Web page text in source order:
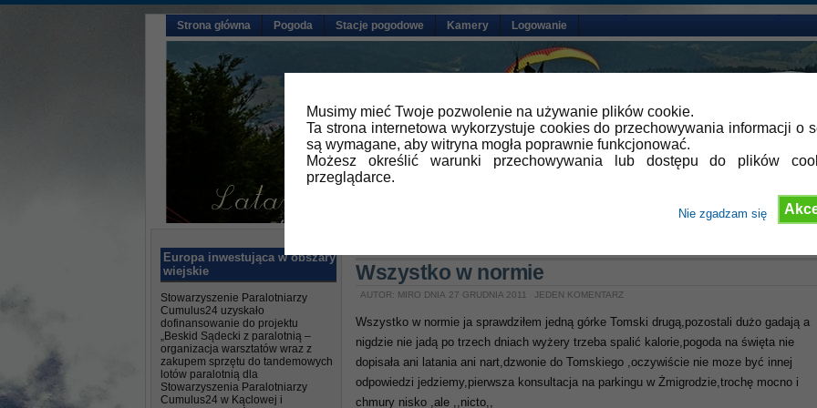
Musimy mieć Twoje pozwolenie na używanie plików cookie.
Ta strona internetowa wykorzystuje cookies do przechowywania informacji o
są wymagane, aby witryna mogła poprawnie funkcjonować.
Możesz określić warunki przechowywania lub dostępu do plików
przeglądarce.
Nie zgadzam się
Strona główna Pogoda Stacje pogodowe Kamery Logowanie
Europa inwestująca w obszary
wiejskie
Stowarzyszenie Paralotniarzy
Cumulus24 uzyskało
dofinansowanie do projektu
„Beskid Sądecki z paralotnią –
organizacja warsztatów wraz z
zakupem sprzętu do tandemowych
lotów paralotnią dla
Stowarzyszenia Paralotniarzy
Cumulus24 w Kąclowej i
Wszystko w normie
AUTOR: MIRO DNIA 27 GRUDNIA 2011 JEDEN KOMENTARZ
Wszystko w normie ja sprawdziłem jedną górke Tomski drugą,pozostali dużo gadają a
nigdzie nie jadą po trzech dniach wyżery trzeba spalić kalorie,pogoda na święta nie
dopisała ani latania ani nart,dzwonie do Tomskiego ,oczywiście nie moze być innej
odpowiedzi jedziemy,pierwsza konsultacja na parkingu w Żmigrodzie,trochę mocno i
chmury nisko ,ale ,,nicto,,